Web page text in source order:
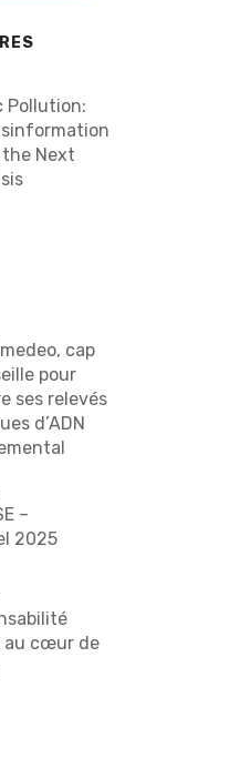
Pollution:
the Next
cap
pour
ses relevés
d’ADN
–
2025
au cœur de